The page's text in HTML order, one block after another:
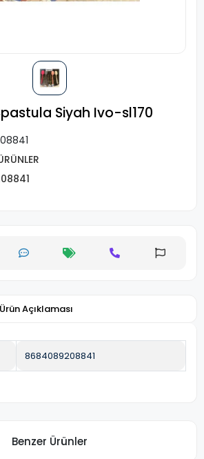
Siyah Ivo-sl170
Ürün Açıklaması
8684089208841
Benzer Ürünler